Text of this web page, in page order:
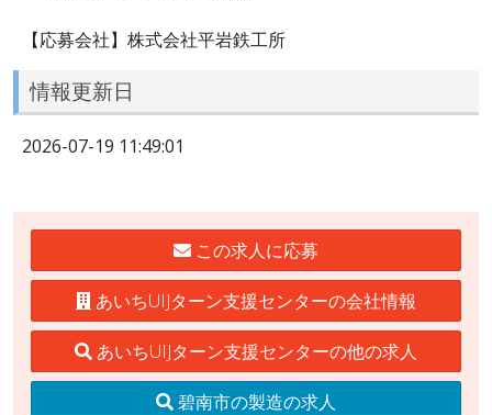
【応募会社】株式会社平岩鉄工所
情報更新日
2026-07-19 11:49:01
この求人に応募
あいちUIJターン支援センターの会社情報
あいちUIJターン支援センターの他の求人
碧南市の製造の求人